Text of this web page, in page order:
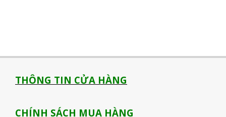
THÔNG TIN CỬA HÀNG
CHÍNH SÁCH MUA HÀNG